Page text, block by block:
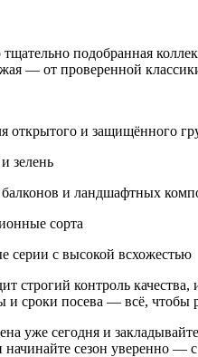
подобранная
— от проверенной
открытого и защищённого
зелень
и ландшафтных
сорта
серии с высокой всхожестью
строгий контроль
и сроки посева — всё, чтобы
уже сегодня и
начинайте сезон уверенно —